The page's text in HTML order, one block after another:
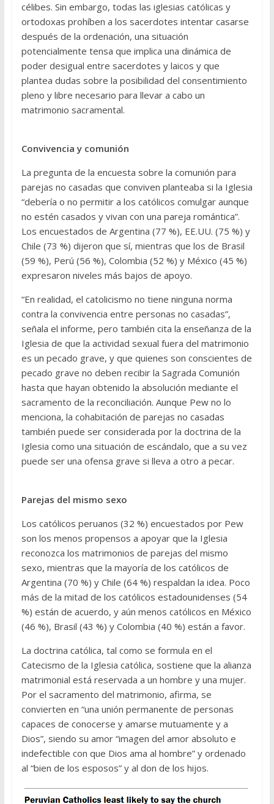
célibes. Sin embargo, todas las iglesias católicas y
ortodoxas prohíben a los sacerdotes intentar casarse
después de la ordenación, una situación
potencialmente tensa que implica una dinámica de
poder desigual entre sacerdotes y laicos y que
plantea dudas sobre la posibilidad del consentimiento
pleno y libre necesario para llevar a cabo un
matrimonio sacramental.
Convivencia y comunión
La pregunta de la encuesta sobre la comunión para
parejas no casadas que conviven planteaba si la Iglesia
“debería o no permitir a los católicos comulgar aunque
no estén casados y vivan con una pareja romántica”.
Los encuestados de Argentina (77 %), EE.UU. (75 %) y
Chile (73 %) dijeron que sí, mientras que los de Brasil
(59 %), Perú (56 %), Colombia (52 %) y México (45 %)
expresaron niveles más bajos de apoyo.
“En realidad, el catolicismo no tiene ninguna norma
contra la convivencia entre personas no casadas”,
señala el informe, pero también cita la enseñanza de la
Iglesia de que la actividad sexual fuera del matrimonio
es un pecado grave, y que quienes son conscientes de
pecado grave no deben recibir la Sagrada Comunión
hasta que hayan obtenido la absolución mediante el
sacramento de la reconciliación. Aunque Pew no lo
menciona, la cohabitación de parejas no casadas
también puede ser considerada por la doctrina de la
Iglesia como una situación de escándalo, que a su vez
puede ser una ofensa grave si lleva a otro a pecar.
Parejas del mismo sexo
Los católicos peruanos (32 %) encuestados por Pew
son los menos propensos a apoyar que la Iglesia
reconozca los matrimonios de parejas del mismo
sexo, mientras que la mayoría de los católicos de
Argentina (70 %) y Chile (64 %) respaldan la idea. Poco
más de la mitad de los católicos estadounidenses (54
%) están de acuerdo, y aún menos católicos en México
(46 %), Brasil (43 %) y Colombia (40 %) están a favor.
La doctrina católica, tal como se formula en el
Catecismo de la Iglesia católica, sostiene que la alianza
matrimonial está reservada a un hombre y una mujer.
Por el sacramento del matrimonio, afirma, se
convierten en “una unión permanente de personas
capaces de conocerse y amarse mutuamente y a
Dios”, siendo su amor “imagen del amor absoluto e
indefectible con que Dios ama al hombre” y ordenado
al “bien de los esposos” y al don de los hijos.